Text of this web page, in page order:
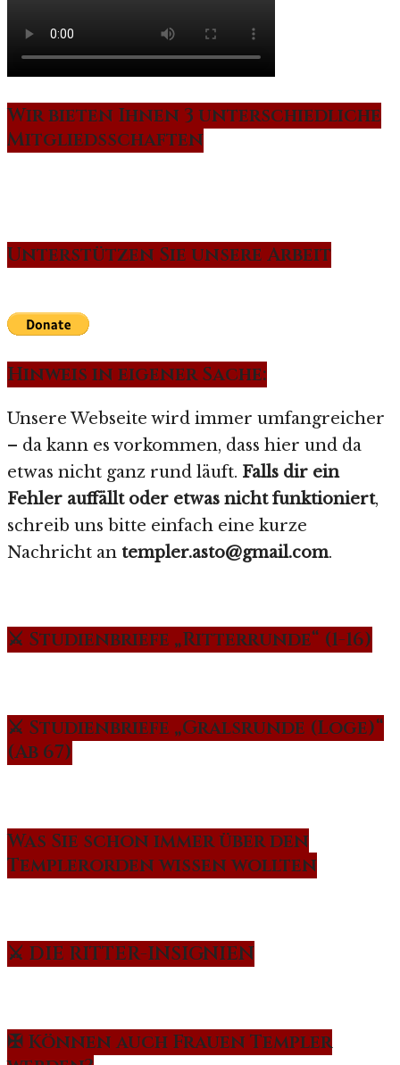
Wir bieten Ihnen 3 unterschiedliche
Mitgliedsschaften
Unterstützen Sie unsere Arbeit
Hinweis in eigener Sache:
Unsere Webseite wird immer umfangreicher
– da kann es vorkommen, dass hier und da
etwas nicht ganz rund läuft. Falls dir ein
Fehler auffällt oder etwas nicht funktioniert,
schreib uns bitte einfach eine kurze
Nachricht an templer.asto@gmail.com.
⚔️ Studienbriefe „Ritterrunde“ (1-16)
⚔️ Studienbriefe „Gralsrunde (Loge)“
(Ab 67)
Was Sie schon immer über den
Templerorden wissen wollten
⚔️ DIE RITTER-INSIGNIEN
✠ Können auch Frauen Templer